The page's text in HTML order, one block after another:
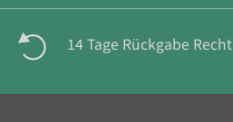
14 Tage Rückgabe Recht